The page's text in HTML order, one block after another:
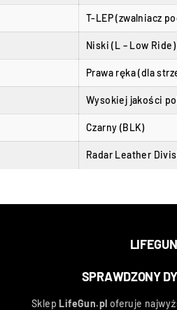
T-LEP (zwalniacz
Niski (L – Low
Prawa ręka (dla
Wysokiej jakości
Czarny (BLK)
Radar Leather
SPRAWDZONY
SklepLifeGun.pl oferuje